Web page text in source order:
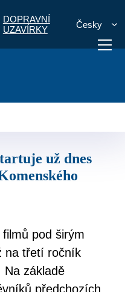
DOPRAVNÍ
UZAVÍRKY
Česky
pod širým
na třetí ročník
Na základě
předchozích